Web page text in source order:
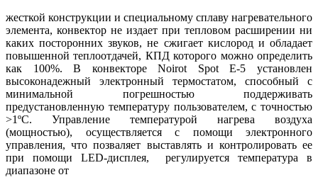
жесткой конструкции и специальному сплаву нагревательного
элемента, конвектор не издает при тепловом расширении ни
каких посторонних звуков, не сжигает кислород и обладает
повышенной теплоотдачей, КПД которого можно определить
как 100%. В конвекторе Noirot Spot E-5 установлен
высоконадежный электронный термостатом, способный с
минимальной погрешностью поддерживать
предустановленную температуру пользователем, с точностью
>1ºС. Управление температурой нагрева воздуха
(мощностью), осуществляется с помощи электронного
управления, что позваляет выставлять и контролировать ее
при помощи LED-дисплея, регулируется температура в
диапазоне от